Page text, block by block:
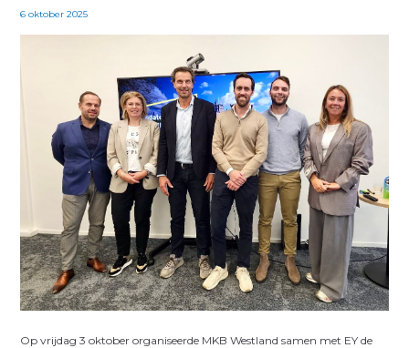
6 oktober 2025
Op vrijdag 3 oktober organiseerde MKB Westland samen met EY de